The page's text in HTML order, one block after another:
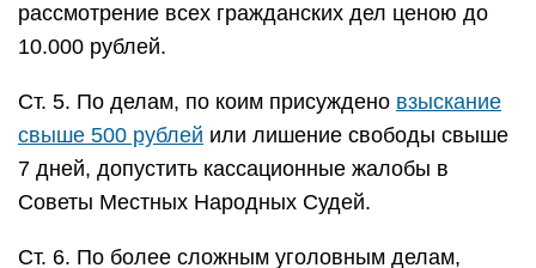
рассмотрение всех гражданских дел ценою до
10.000 рублей.
Ст. 5. По делам, по коим присуждено взыскание
свыше 500 рублей или лишение свободы свыше
7 дней, допустить кассационные жалобы в
Советы Местных Народных Судей.
Ст. 6. По более сложным уголовным делам,